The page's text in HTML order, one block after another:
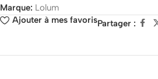
Marque: Lolum
Ajouter à mes favorisPartager :